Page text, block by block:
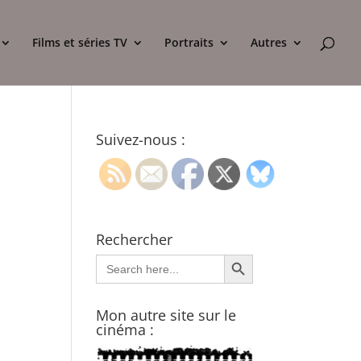
Films et séries TV Portraits Autres
Suivez-nous :
Rechercher
Search
for:
Search Button
Mon autre site sur le
cinéma :